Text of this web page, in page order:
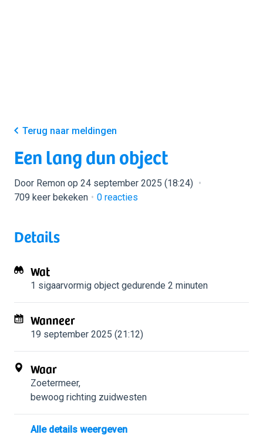
Terug naar meldingen
Een lang dun object
Door Remon op 24 september 2025 (18:24)
709 keer bekeken
0 reacties
Details
Wat
1 sigaarvormig object gedurende 2 minuten
Wanneer
19 september 2025 (21:12)
Waar
Zoetermeer,
bewoog richting zuidwesten
Alle details weergeven